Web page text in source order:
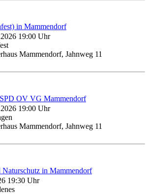
in Mammendorf
19:00 Uhr
Mammendorf, Jahnweg 11
OV VG Mammendorf
19:00 Uhr
Mammendorf, Jahnweg 11
in Mammendorf
19:30 Uhr